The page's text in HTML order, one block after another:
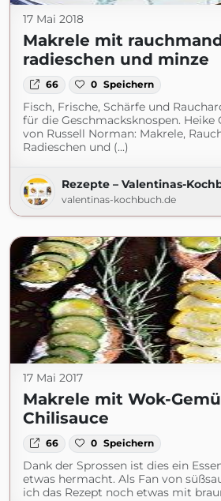
17 Mai 2018
Makrele mit
radieschen und minze
66 0 Speichern
Fisch, Frische, Schärfe und
für die Geschmacksknospen. Heike
von Russell Norman: Makrele,
Radieschen und (...)
Rezepte – Valentinas-
valentinas-kochbuch.de
17 Mai 2017
Makrele mit Wok-
Chilisauce
66 0 Speichern
Dank der Sprossen ist dies ein
etwas hermacht. Als Fan von
ich das Rezept noch etwas mit